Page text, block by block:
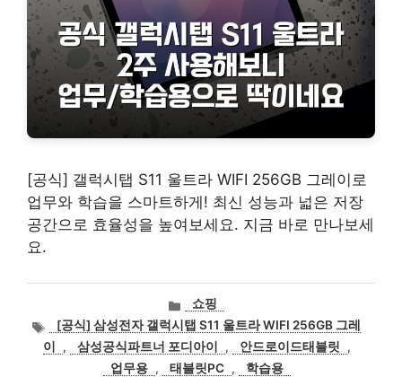
[공식] 갤럭시탭 S11 울트라 WIFI 256GB 그레이로
업무와 학습을 스마트하게! 최신 성능과 넓은 저장
공간으로 효율성을 높여보세요. 지금 바로 만나보세
요.
카
테
고
리
쇼핑
태
그
[공식] 삼성전자 갤럭시탭 S11 울트라 WIFI 256GB 그레
이
, 삼성공식파트너 포디아이 , 안드로이드태블릿
,
업무용 , 태블릿PC , 학습용